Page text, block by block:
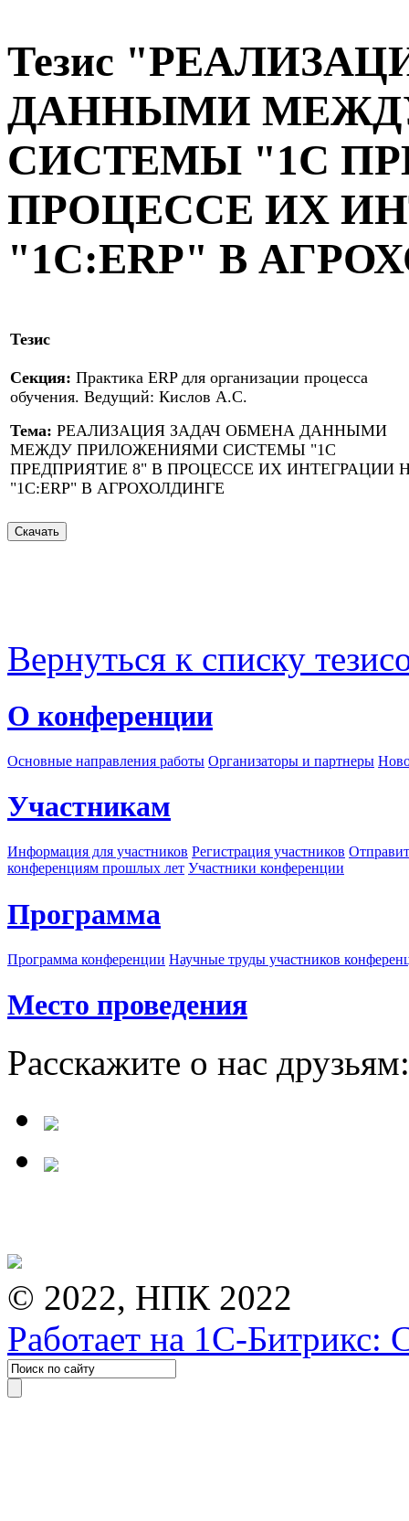
Тезис
ДАННЫМИ
СИСТЕМЫ "1С
ПРОЦЕССЕ ИХ
"1С:ERP" В
Тезис
Секция: Практика ERP для организации процесса
обучения. Ведущий: Кислов А.С.
Тема: РЕАЛИЗАЦИЯ ЗАДАЧ ОБМЕНА ДАННЫМИ
МЕЖДУ ПРИЛОЖЕНИЯМИ СИСТЕМЫ "1С
ПРЕДПРИЯТИЕ 8" В ПРОЦЕССЕ ИХ ИНТЕГРАЦИИ
"1С:ERP" В АГРОХОЛДИНГЕ
Вернуться к списку
О конференции
Основные направления работы Организаторы и партнеры
Участникам
Информация для участников Регистрация участников
конференциям прошлых лет Участники конференции
Программа
Программа конференции Научные труды участников
Место проведения
Расскажите о нас друзьям:
© 2022, НПК 2022
Работает на 1С-Битрикс: